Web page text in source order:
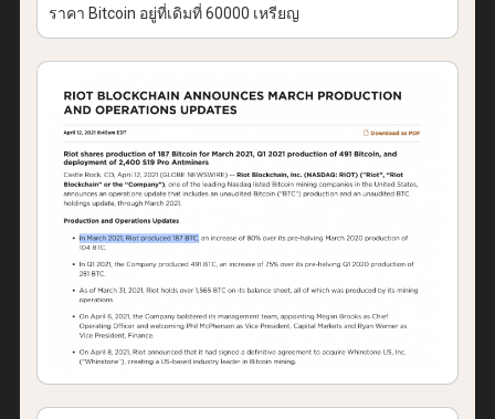
ราคา Bitcoin อยู่ที่เดิมที่ 60000 เหรียญ